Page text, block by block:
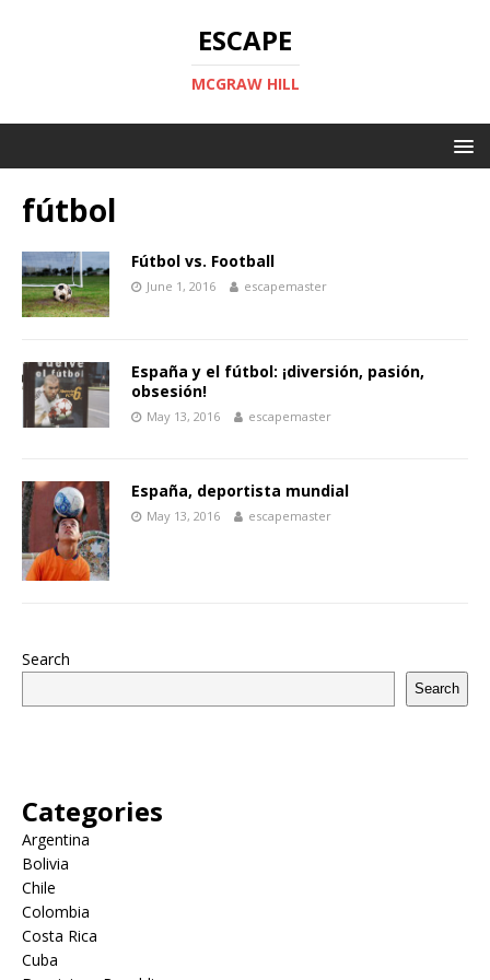
ESCAPE
MCGRAW HILL
fútbol
Fútbol vs. Football
June 1, 2016 escapemaster
España y el fútbol: ¡diversión, pasión,
obsesión!
May 13, 2016 escapemaster
España, deportista mundial
May 13, 2016 escapemaster
Search
Search
Categories
Argentina
Bolivia
Chile
Colombia
Costa Rica
Cuba